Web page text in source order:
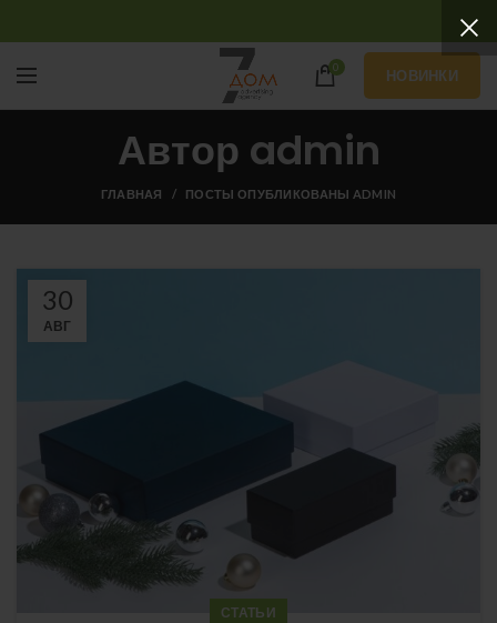
0 НОВИНКИ
Автор admin
ГЛАВНАЯ ПОСТЫ ОПУБЛИКОВАНЫ ADMIN
30
АВГ
СТАТЬИ